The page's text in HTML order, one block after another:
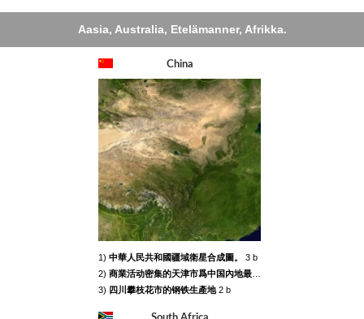
Aasia, Australia, Etelämanner, Afrikka.
China
1) 中華人民共和國疆域衛星合成圖。
3 b
2) 商業活动密集的天津市爲中国內地最富裕的直轄市。
3) 四川攀枝花市的钢铁生產地2 b